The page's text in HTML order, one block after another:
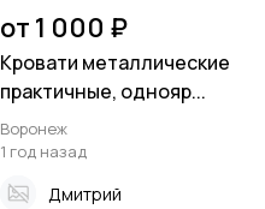
от 1 000 ₽
Кровати металлические
практичные, однояр...
Воронеж
1 год назад
Дмитрий